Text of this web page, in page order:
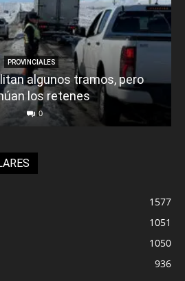
PROVINCIALES
algunos tramos, pero
los retenes
0
1577
1051
1050
936